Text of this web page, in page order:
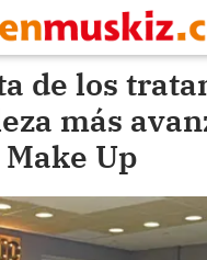
de los
más
Up